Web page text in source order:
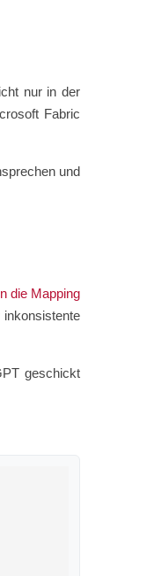
nur in der
Fabric
und
die Mapping
inkonsistente
geschickt